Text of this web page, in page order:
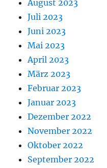
August 2023
Juli 2023
Juni 2023
Mai 2023
April 2023
März 2023
Februar 2023
Januar 2023
Dezember 2022
November 2022
Oktober 2022
September 2022